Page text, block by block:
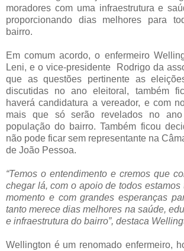
moradores com uma infraestrutura e
proporcionando dias melhores para
bairro.
Em comum acordo, o enfermeiro
Leni, e o vice-presidente Rodrigo da
que as questões pertinente as
discutidas no ano eleitoral, também
haverá candidatura a vereador, e com
mais que só serão revelados no
população do bairro. Também ficou
não pode ficar sem representante na
de João Pessoa.
“Temos o entendimento e cremos que
chegar lá, com o apoio de todos estamos
momento e com grandes esperanças
tanto merece dias melhores na saúde,
e infraestrutura do bairro”, destaca
Wellington é um renomado enfermeiro,